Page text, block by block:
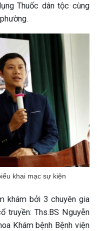
Thuốc dân tộc cùng
khai mạc sự kiện
khám bởi 3 chuyên gia
truyền: Ths.BS Nguyễn
Khám bệnh Bệnh viện